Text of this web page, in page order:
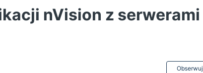
nVision z serwerami
Obserwuj